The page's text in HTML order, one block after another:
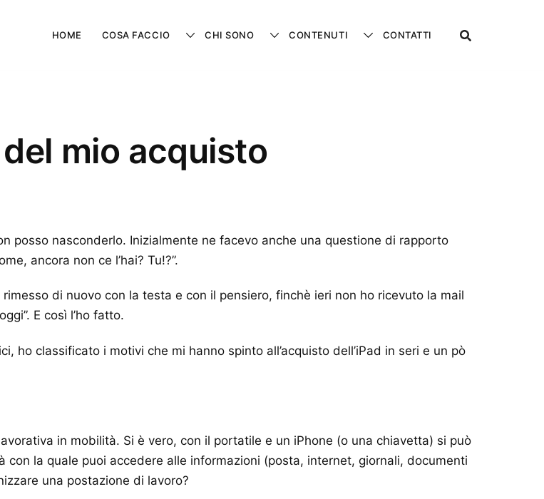
HOME COSA FACCIO CHI SONO CONTENUTI CONTATTI
mio acquisto
posso nasconderlo. Inizialmente ne facevo anche una questione di rapporto
ancora non ce l’hai? Tu!?”.
rimesso di nuovo con la testa e con il pensiero, finchè ieri non ho ricevuto la mail
E così l’ho fatto.
ho classificato i motivi che mi hanno spinto all’acquisto dell’iPad in seri e un pò
in mobilità. Si è vero, con il portatile e un iPhone (o una chiavetta) si può
la quale puoi accedere alle informazioni (posta, internet, giornali, documenti
una postazione di lavoro?